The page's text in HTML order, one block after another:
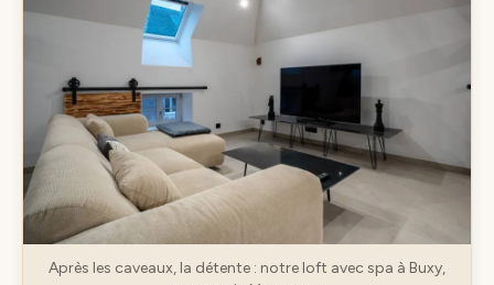
Après les caveaux, la détente : notre loft avec spa à Buxy,